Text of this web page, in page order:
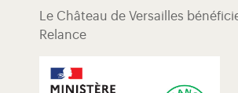
Le Château de Versailles
Relance